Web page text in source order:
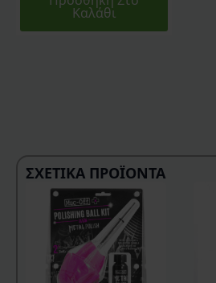
Καλάθι
ΣΧΕΤΙΚΆ ΠΡΟΪΌΝΤΑ